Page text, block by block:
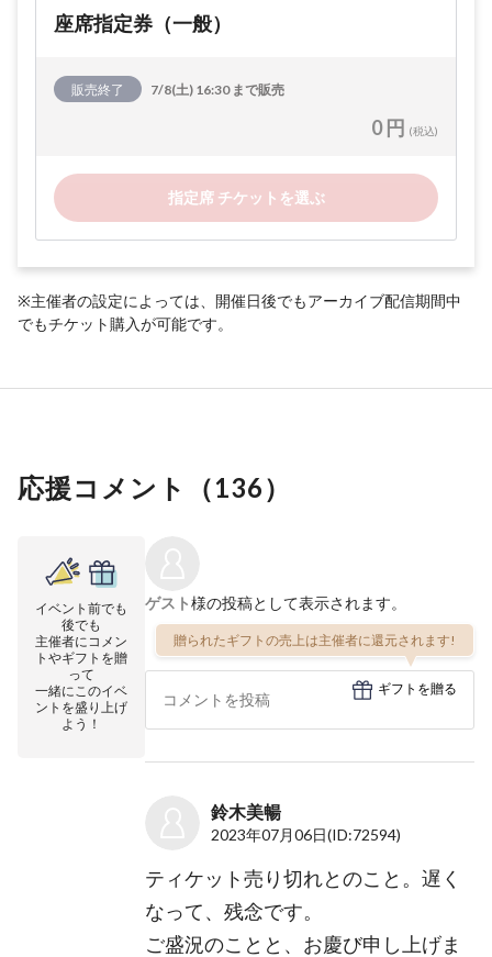
座席指定券（一般）
販売終了 7/8(土) 16:30 まで販売
0 円 (税込)
指定席 チケットを選ぶ
※主催者の設定によっては、開催日後でもアーカイブ配信期間中
でもチケット購入が可能です。
応援コメント（136）
イベント前でも
後でも
主催者にコメン
トやギフトを贈
って
一緒にこのイベ
ントを盛り上げ
よう！
ゲスト様の投稿として表示されます。
贈られたギフトの売上は主催者に還元されます!
ギフトを贈る
鈴木美暢
2023年07月06日(ID:72594)
ティケット売り切れとのこと。遅く
なって、残念です。
ご盛況のことと、お慶び申し上げま